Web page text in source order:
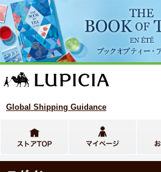
Global Shipping Guidance